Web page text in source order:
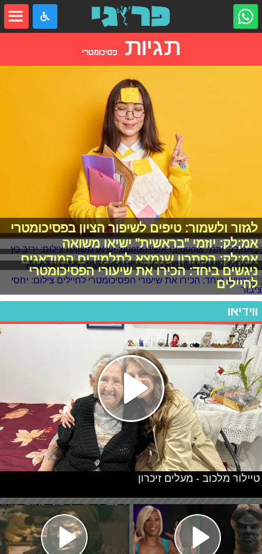
תגיות פסיכומטרי
לגזור ולשמור: טיפים לשיפור הציון בפסיכומטרי
אמ;לק: יוזמי "בראשית" ישיאו משואה
אמ;לק: הפתרון שנמצא לתלמידים המודאגים
ניגשים ביחד: הכירו את שיעורי הפסיכומטרי
לחיילים
ווידיאו
טיילור מלכוב - מעלים זיכרון